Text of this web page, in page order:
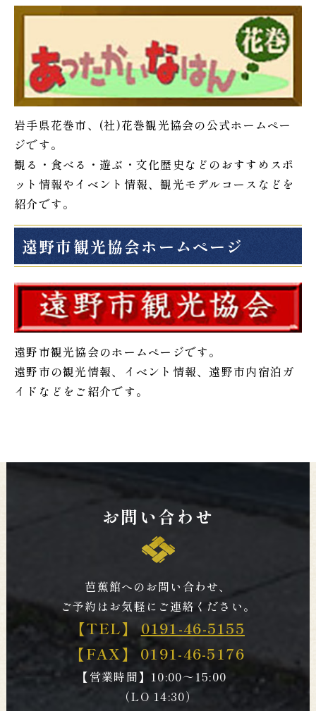
岩手県花巻市、(社)花巻観光協会の公式ホームペー
ジです。
観る・食べる・遊ぶ・文化歴史などのおすすめスポ
ット情報やイベント情報、観光モデルコースなどを
紹介です。
遠野市観光協会ホームページ
遠野市観光協会のホームページです。
遠野市の観光情報、イベント情報、遠野市内宿泊ガ
イドなどをご紹介です。
お問い合わせ
芭蕉館へのお問い合わせ、
ご予約はお気軽にご連絡ください。
【TEL】0191-46-5155
【FAX】 0191-46-5176
【営業時間】10:00～15:00
（LO 14:30）